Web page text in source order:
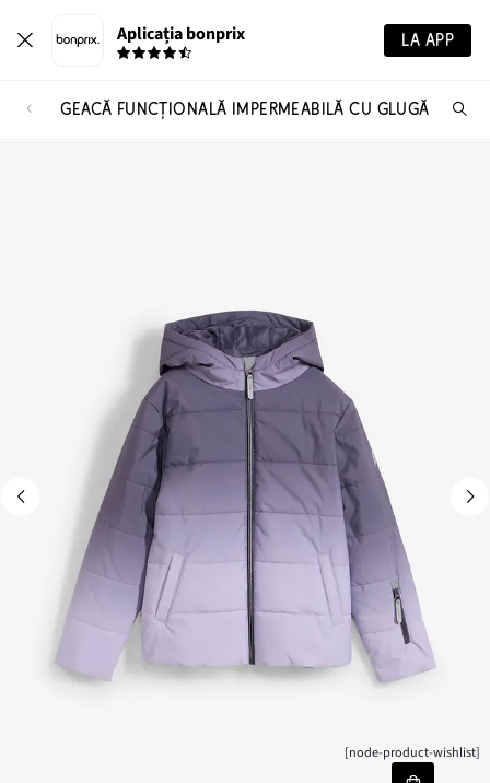
Aplicația bonprix LA APP
GEACĂ FUNCȚIONALĂ IMPERMEABILĂ CU GLUGĂ
[node-product-wishlist]